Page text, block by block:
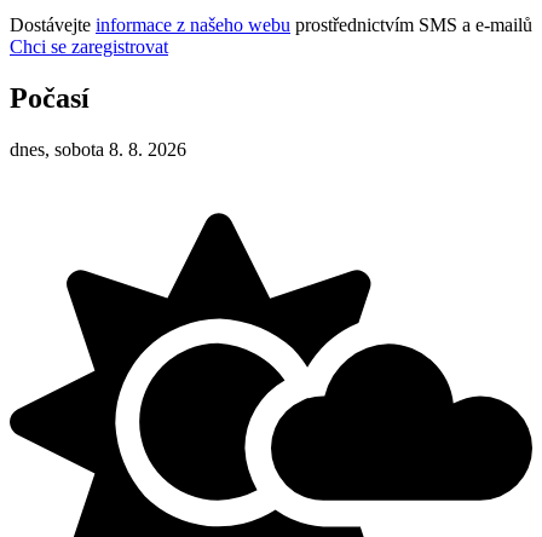
Dostávejte informace z našeho webu prostřednictvím SMS a e-mailů
Chci se zaregistrovat
Počasí
dnes, sobota 8. 8. 2026